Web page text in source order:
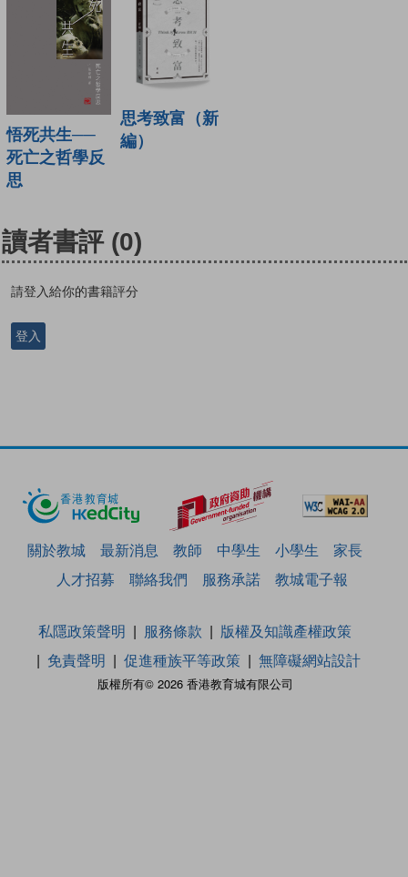
悟死共生──
死亡之哲學反
思
思考致富（新
編）
讀者書評 (0)
請登入給你的書籍評分
登入
關於教城 最新消息 教師 中學生 小學生
家長
人才招募
聯絡我們 服務承諾 教城電子報
版權所有© 2026 香港教育城有限公司
私隱政策聲明 服務條款
版權及知識產權政策
免責聲明
促進種族平等政策 無障礙網站設計